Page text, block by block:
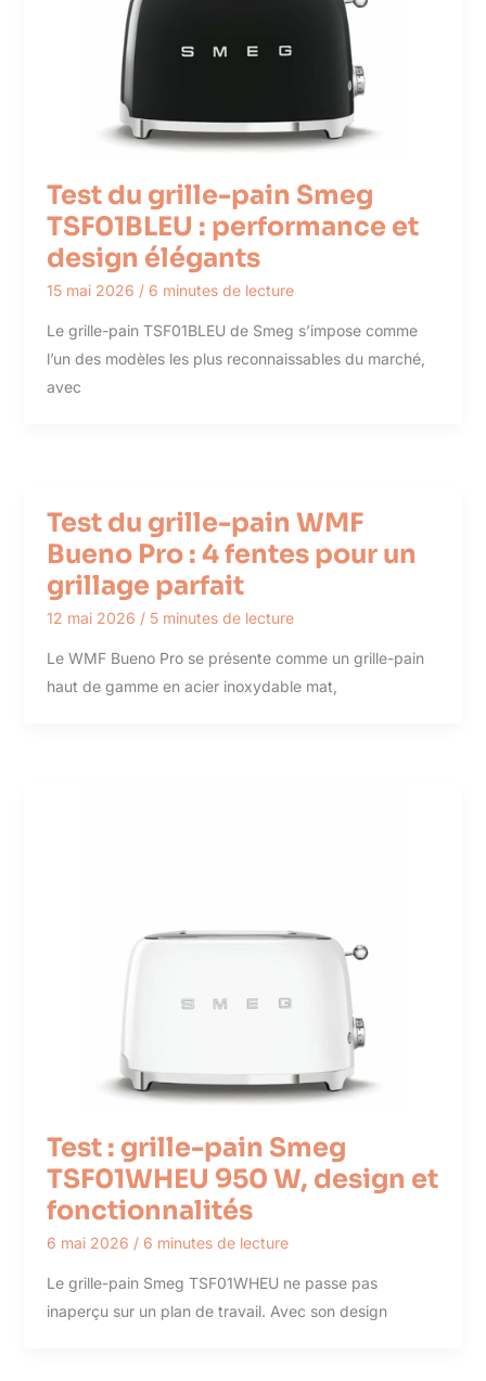
Test du grille-pain Smeg
TSF01BLEU : performance et
design élégants
15 mai 2026 / 6 minutes de lecture
Le grille-pain TSF01BLEU de Smeg s’impose comme
l’un des modèles les plus reconnaissables du marché,
avec
Test du grille-pain WMF
Bueno Pro : 4 fentes pour un
grillage parfait
12 mai 2026 / 5 minutes de lecture
Le WMF Bueno Pro se présente comme un grille-pain
haut de gamme en acier inoxydable mat,
Test : grille-pain Smeg
TSF01WHEU 950 W, design et
fonctionnalités
6 mai 2026 / 6 minutes de lecture
Le grille-pain Smeg TSF01WHEU ne passe pas
inaperçu sur un plan de travail. Avec son design